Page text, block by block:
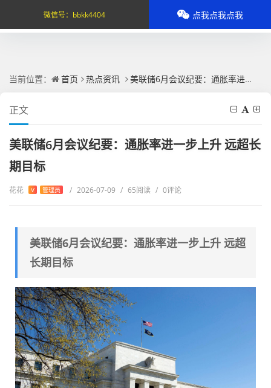
当前位置： 首页 热点资讯 美联储6月会议纪要：通胀率进一步上升 远超长期目标
正文
美联储6月会议纪要：通胀率进一步上升 远超长
期目标
花花 V 管理员 / 2026-07-09 / 65阅读 / 0评论
美联储6月会议纪要：通胀率进一步上升 远超
长期目标
微信号： bbkk4404 点我点我点我